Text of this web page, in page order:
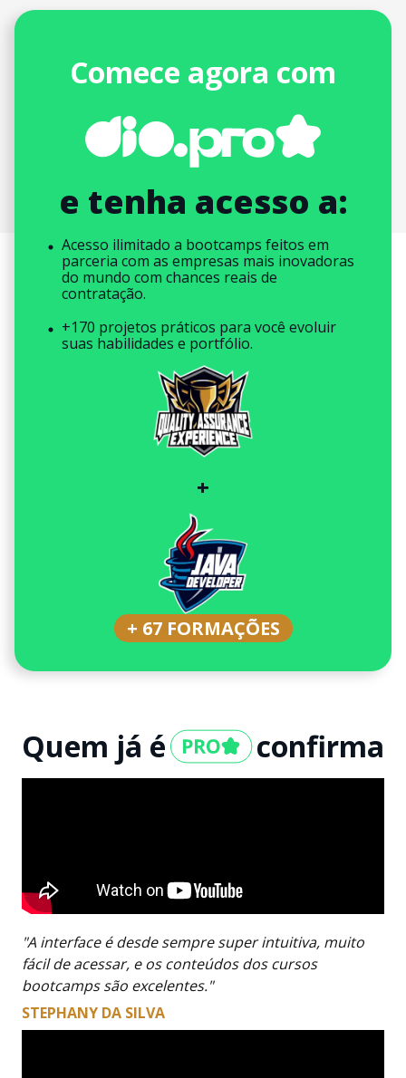
Comece agora com
e tenha acesso a:
Acesso ilimitado a bootcamps feitos em
parceria com as empresas mais inovadoras
do mundo com chances reais de
contratação.
+170 projetos práticos para você evoluir
suas habilidades e portfólio.
+
+ 67 FORMAÇÕES
Quem já é confirma
"A interface é desde sempre super intuitiva, muito
fácil de acessar, e os conteúdos dos cursos
bootcamps são excelentes."
STEPHANY DA SILVA